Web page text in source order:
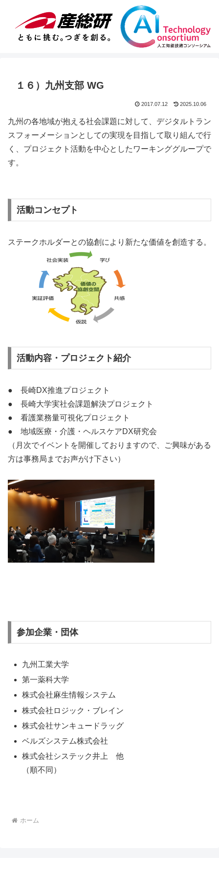
１６）九州支部 WG
2017.07.12 2025.10.06
九州の各地域が抱える社会課題に対して、デジタルトラン
スフォーメーションとしての実現を目指して取り組んで行
く、プロジェクト活動を中心としたワーキンググループで
す。
活動コンセプト
ステークホルダーとの協創により新たな価値を創造する。
活動内容・プロジェクト紹介
● 長崎DX推進プロジェクト
● 長崎大学実社会課題解決プロジェクト
● 看護業務量可視化プロジェクト
● 地域医療・介護・ヘルスケアDX研究会
（月次でイベントを開催しておりますので、ご興味がある
方は事務局までお声がけ下さい）
参加企業・団体
九州工業大学
第一薬科大学
株式会社麻生情報システム
株式会社ロジック・ブレイン
株式会社サンキュードラッグ
ベルズシステム株式会社
株式会社システック井上 他
（順不同）
ホーム